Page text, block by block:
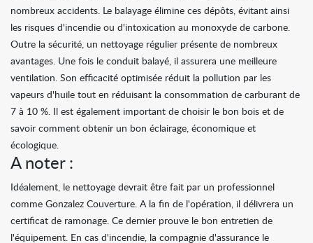
nombreux accidents. Le balayage élimine ces dépôts, évitant ainsi
les risques d'incendie ou d'intoxication au monoxyde de carbone.
Outre la sécurité, un nettoyage régulier présente de nombreux
avantages. Une fois le conduit balayé, il assurera une meilleure
ventilation. Son efficacité optimisée réduit la pollution par les
vapeurs d'huile tout en réduisant la consommation de carburant de
7 à 10 %. Il est également important de choisir le bon bois et de
savoir comment obtenir un bon éclairage, économique et
écologique.
A noter :
Idéalement, le nettoyage devrait être fait par un professionnel
comme Gonzalez Couverture. A la fin de l'opération, il délivrera un
certificat de ramonage. Ce dernier prouve le bon entretien de
l'équipement. En cas d'incendie, la compagnie d'assurance le